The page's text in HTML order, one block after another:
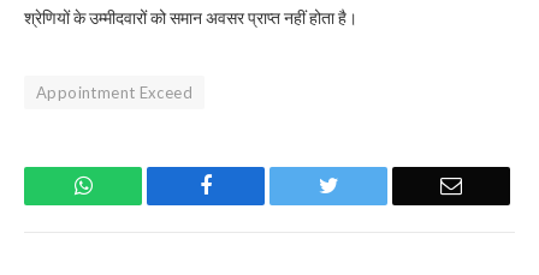
श्रेणियों के उम्मीदवारों को समान अवसर प्राप्त नहीं होता है।
Appointment Exceed
WhatsApp Facebook Twitter Email